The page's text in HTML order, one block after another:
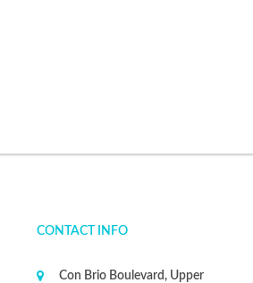
CONTACT INFO
Con Brio Boulevard, Upper